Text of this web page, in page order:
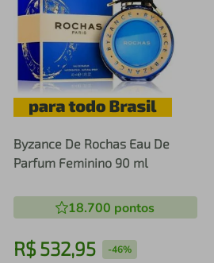
Byzance De Rochas Eau De
Parfum Feminino 90 ml
18.700 pontos
R$ 532,95 -46%